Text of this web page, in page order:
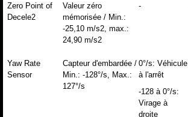
Zero Point of
Decele2
Valeur zéro
mémorisée / Min.:
-25,10 m/s2, max.:
24,90 m/s2
-
Yaw Rate
Sensor
Capteur d'embardée /
Min.: -128°/s, Max.:
127°/s
0°/s: Véhicule
à l'arrêt
-128 à 0°/s:
Virage à
droite